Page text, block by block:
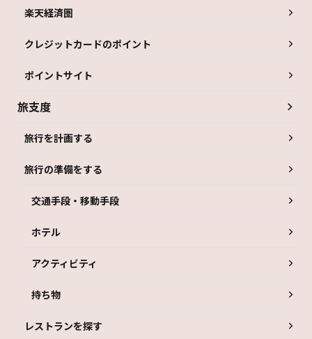
楽天経済圏
クレジットカードのポイント
ポイントサイト
旅支度
旅行を計画する
旅行の準備をする
交通手段・移動手段
ホテル
アクティビティ
持ち物
レストランを探す